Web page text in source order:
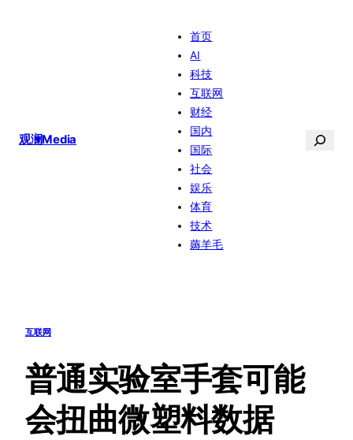
观澜Media
首页
AI
科技
互联网
财经
国内
国际
社会
娱乐
体育
技术
薅羊毛
搜
互联网
普通实验室手套可能
会扭曲微塑料数据